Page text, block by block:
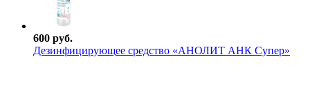
600 руб.
Дезинфицирующее средство «АНОЛИТ АНК Супер»